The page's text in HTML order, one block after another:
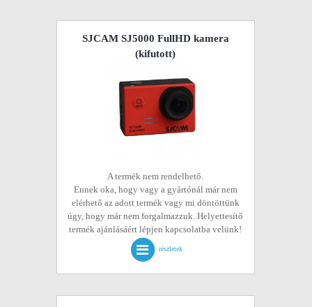
SJCAM SJ5000 FullHD kamera
(kifutott)
A termék nem rendelhető.
Ennek oka, hogy vagy a gyártónál már nem
elérhető az adott termék vagy mi döntöttünk
úgy, hogy már nem forgalmazzuk. Helyettesítő
termék ajánlásáért lépjen kapcsolatba velünk!
részletek